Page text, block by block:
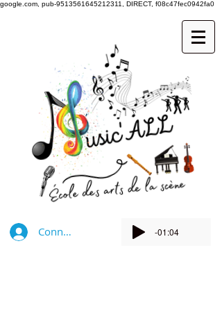
google.com, pub-9513561645212311, DIRECT, f08c47fec0942fa0
Connexion -01:04